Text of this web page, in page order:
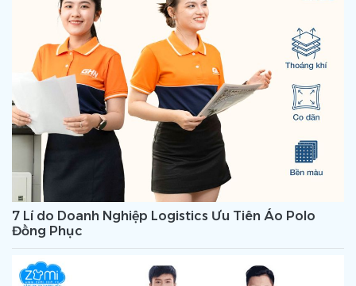
7 Lí do Doanh Nghiệp Logistics Ưu Tiên Áo Polo
Đồng Phục